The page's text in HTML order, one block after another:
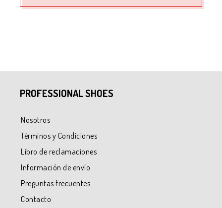
PROFESSIONAL SHOES
Nosotros
Términos y Condiciones
Libro de reclamaciones
Información de envío
Preguntas frecuentes
Contacto